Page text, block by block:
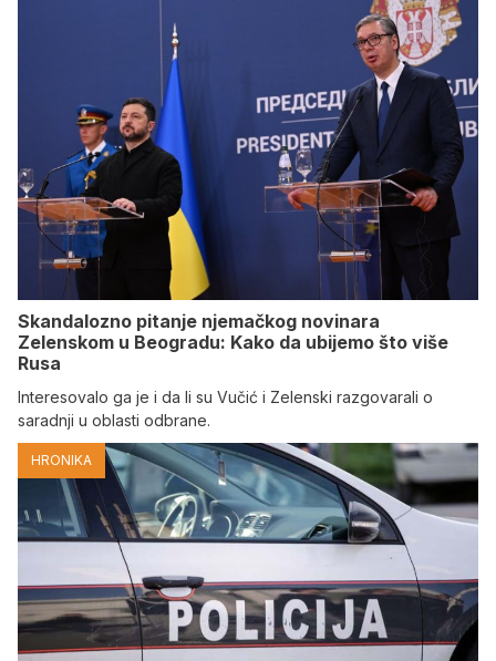
Skandalozno pitanje njemačkog novinara
Zelenskom u Beogradu: Kako da ubijemo što više
Rusa
Interesovalo ga je i da li su Vučić i Zelenski razgovarali o
saradnji u oblasti odbrane.
HRONIKA